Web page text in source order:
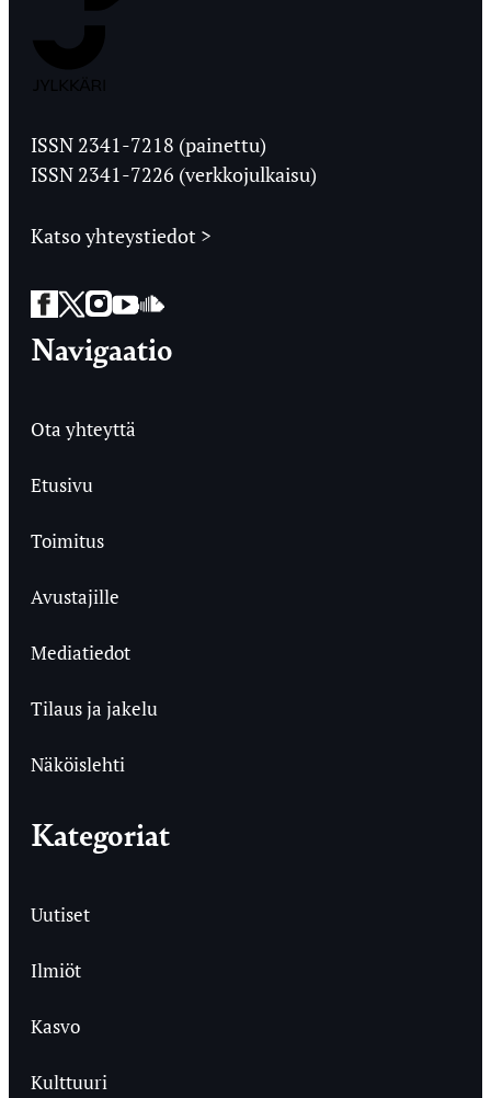
Ylioppilaslehti
ISSN 2341-7218 (painettu)
ISSN 2341-7226 (verkkojulkaisu)
Katso yhteystiedot >
Facebook
Twitter
Instagram
YouTube
SoundCloud
Navigaatio
Ota yhteyttä
Etusivu
Toimitus
Avustajille
Mediatiedot
Tilaus ja jakelu
Näköislehti
Kategoriat
Uutiset
Ilmiöt
Kasvo
Kulttuuri